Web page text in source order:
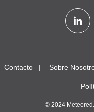
Contacto Sobre
© 2024